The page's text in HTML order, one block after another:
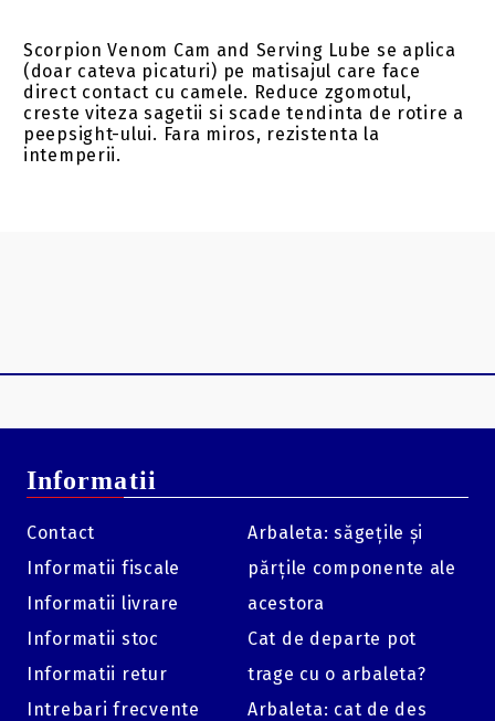
Scorpion Venom Cam and Serving Lube se aplica
(doar cateva picaturi) pe matisajul care face
direct contact cu camele. Reduce zgomotul,
creste viteza sagetii si scade tendinta de rotire a
peepsight-ului. Fara miros, rezistenta la
intemperii.
Informatii
Contact
Informatii fiscale
Informatii livrare
Informatii stoc
Informatii retur
Intrebari frecvente
Arbaleta: săgețile și
părțile componente ale
acestora
Cat de departe pot
trage cu o arbaleta?
Arbaleta: cat de des